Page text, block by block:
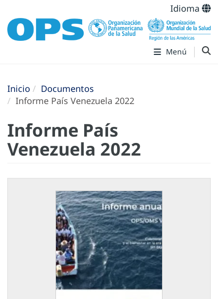
Idioma
Menú
Inicio
Documentos
Informe País Venezuela 2022
Informe País
Venezuela 2022